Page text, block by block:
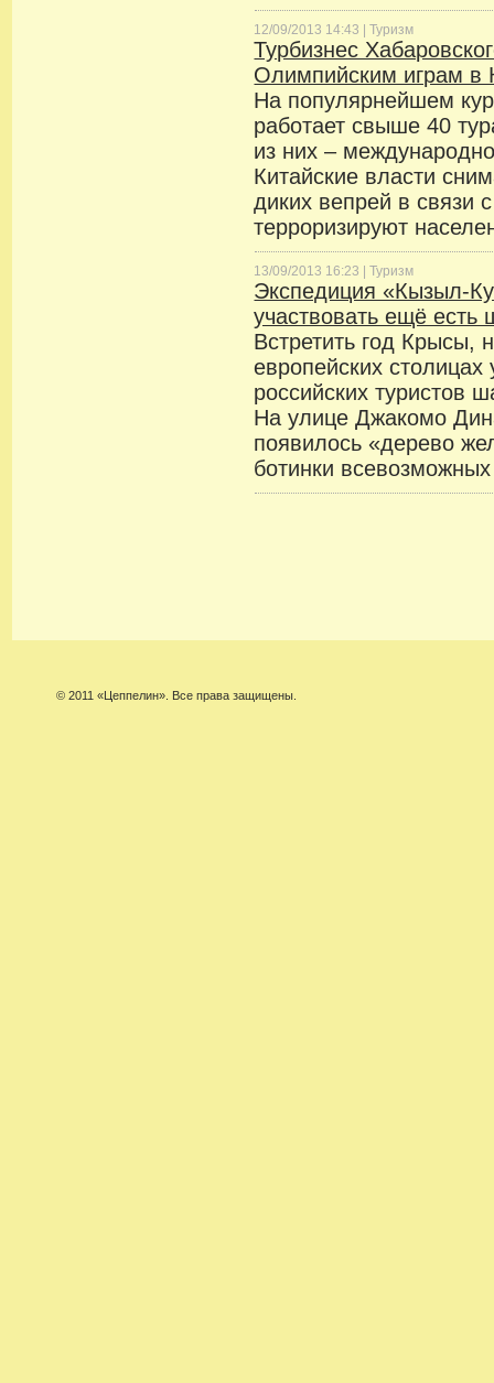
12/09/2013 14:43 |Туризм
Турбизнес
Олимпийским играм в
На популярнейшем
работает свыше 40
из них –
Китайские власти
диких вепрей в связи
терроризируют
13/09/2013 16:23 |Туризм
Экспедиция «Кызыл-
участвовать ещё есть
Встретить год Крысы,
европейских
российских туристов
На улице Джакомо
появилось «дерево
ботинки
© 2011 «Цеппелин». Все права защищены.